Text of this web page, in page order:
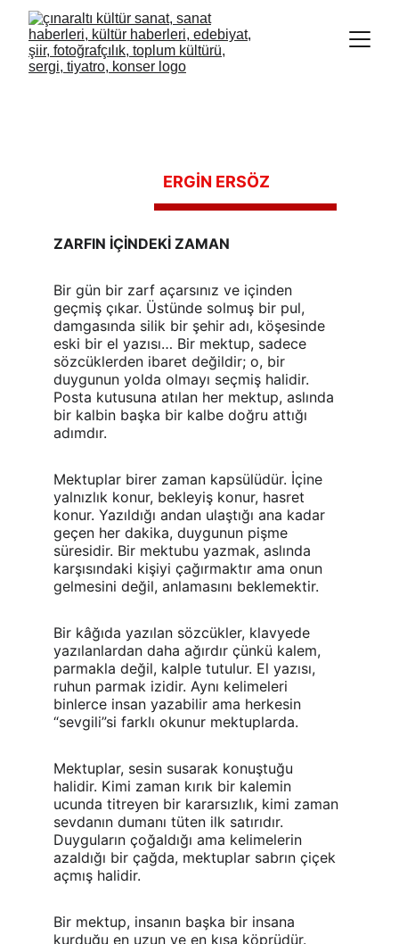
ZARFIN İÇİNDEKİ ZAMAN
Bir gün bir zarf açarsınız ve içinden
geçmiş çıkar. Üstünde solmuş bir pul,
damgasında silik bir şehir adı, köşesinde
eski bir el yazısı… Bir mektup, sadece
sözcüklerden ibaret değildir; o, bir
duygunun yolda olmayı seçmiş halidir.
Posta kutusuna atılan her mektup, aslında
bir kalbin başka bir kalbe doğru attığı
adımdır.
Mektuplar birer zaman kapsülüdür. İçine
yalnızlık konur, bekleyiş konur, hasret
konur. Yazıldığı andan ulaştığı ana kadar
geçen her dakika, duygunun pişme
süresidir. Bir mektubu yazmak, aslında
karşısındaki kişiyi çağırmaktır ama onun
gelmesini değil, anlamasını beklemektir.
Bir kâğıda yazılan sözcükler, klavyede
yazılanlardan daha ağırdır çünkü kalem,
parmakla değil, kalple tutulur. El yazısı,
ruhun parmak izidir. Aynı kelimeleri
binlerce insan yazabilir ama herkesin
“sevgili”si farklı okunur mektuplarda.
Mektuplar, sesin susarak konuştuğu
halidir. Kimi zaman kırık bir kalemin
ucunda titreyen bir kararsızlık, kimi zaman
sevdanın dumanı tüten ilk satırıdır.
Duyguların çoğaldığı ama kelimelerin
azaldığı bir çağda, mektuplar sabrın çiçek
açmış halidir.
Bir mektup, insanın başka bir insana
kurduğu en uzun ve en kısa köprüdür.
ERGİN ERSÖZ